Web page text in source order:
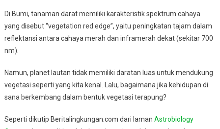
Di Bumi, tanaman darat memiliki karakteristik spektrum cahaya
yang disebut “vegetation red edge”, yaitu peningkatan tajam dalam
reflektansi antara cahaya merah dan inframerah dekat (sekitar 700
nm).
Namun, planet lautan tidak memiliki daratan luas untuk mendukung
vegetasi seperti yang kita kenal. Lalu, bagaimana jika kehidupan di
sana berkembang dalam bentuk vegetasi terapung?
Seperti dikutip Beritalingkungan.com dari laman Astrobiology